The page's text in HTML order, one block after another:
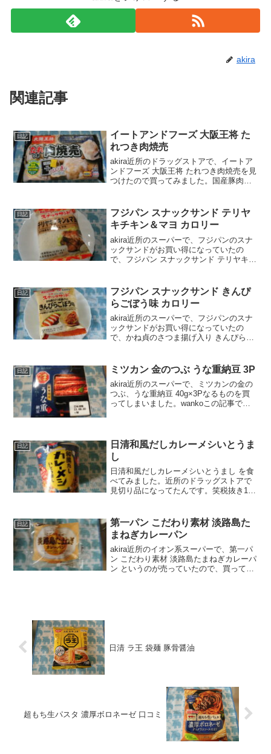
akira
関連記事
日記
イートアンドフーズ 大阪王将 た
れつき肉焼売
akira近所のドラッグストアで、イートア
ンドフーズ 大阪王将 たれつき肉焼売を見
つけたので買ってみました。国産豚肉鶏
トアンドフーズ 大阪王将 たれつき肉焼売
の口コ...
日記
フジパン スナックサンド テリヤ
キチキン＆マヨ カロリー
akira近所のスーパーで、フジパンのスナ
ックサンドがお買い得になっていたの
で、フジパン スナックサンド テリヤキチ
ジパン スナックサンドテリヤキチキン＆
マヨの...
日記
フジパン スナックサンド きんぴ
らごぼう味 カロリー
akira近所のスーパーで、フジパンのスナ
ックサンドがお買い得になっていたの
で、かね貞のさつま揚げ入り きんぴらご
のさつま揚げ入り きんぴらごぼう味 の口
コミ...
日記 ミツカン 金のつぶ うな重納豆 3P
akira近所のスーパーで、ミツカンの金の
つぶ、うな重納豆 40g×3Pなるものを買
ってしまいました。wankoこの記事で
つ...
日記
日清和風だしカレーメシいとうま
し
日清和風だしカレーメシいとうまし を食
べてみました。近所のドラッグストアで
見切り品になってたんです。笑税抜き198
めっちゃカレー好きで、普通のカレーメ
シには一時期か...
日記
第一パン こだわり素材 淡路島た
まねぎカレーパン
akira近所のイオン系スーパーで、第一パ
ン こだわり素材 淡路島たまねぎカレーパ
ン というのが売っていたので、買ってみ
日清 ラ王 袋麺 豚骨醤油
超もち生パスタ 濃厚ボロネーゼ 口コミ